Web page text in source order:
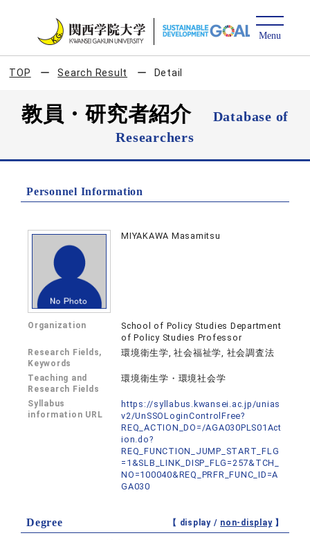
TOP Search Result Detail
教員・研究者紹介
Database of
Researchers
Personnel Information
MIYAKAWA Masamitsu
Organization
School of Policy Studies Department
of Policy Studies Professor
Research Fields,
Keywords
環境衛生学, 社会福祉学, 社会調査法
Teaching and
Research Fields
環境衛生学・環境社会学
Syllabus
information URL
https://syllabus.kwansei.ac.jp/unias
v2/UnSSOLoginControlFree?
REQ_ACTION_DO=/AGA030PLS01Act
ion.do?
REQ_FUNCTION_JUMP_START_FLG
=1&SLB_LINK_DISP_FLG=257&TCH_
NO=100040&REQ_PRFR_FUNC_ID=A
GA030
Degree 【 display / non-display】